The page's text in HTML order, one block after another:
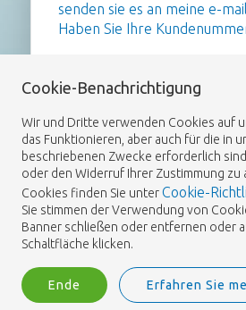
senden sie es an meine e-
Haben Sie Ihre
Cookie-Benachrichtigung
Wir und Dritte verwenden Cookies auf
das Funktionieren, aber auch für die in
beschriebenen Zwecke erforderlich
oder den Widerruf Ihrer Zustimmung zu
Cookies finden Sie unterCookie-
Sie stimmen der Verwendung von
Banner schließen oder entfernen oder
Schaltfläche klicken.
Ende Erfahren Sie